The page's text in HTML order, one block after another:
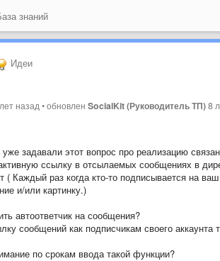
знаний
Идеи
назад •обновленSocialKit (Руководитель ТП)8
задавали этот вопрос про реализацию
ссылку в отсылаемых сообщениях в
( Каждый раз когда кто-то подписывается на
и/или картинку.)
автоответчик на сообщения?
сообщений как подписчикам своего аккаунта
по срокам ввода такой функции?